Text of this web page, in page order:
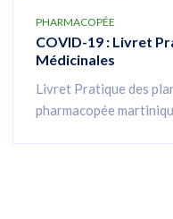
PHARMACOPÉE
COVID-19 : Livret
Médicinales
Livret Pratique des
pharmacopée